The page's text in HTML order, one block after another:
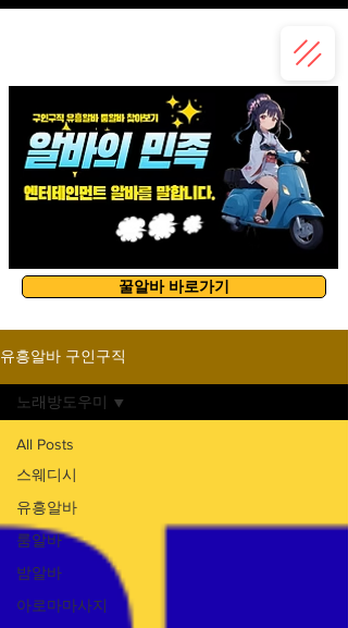
꿀알바 바로가기
유흥알바 구인구직
All Posts
스웨디시
유흥알바
룸알바
밤알바
아로마마사지
노래방도우미